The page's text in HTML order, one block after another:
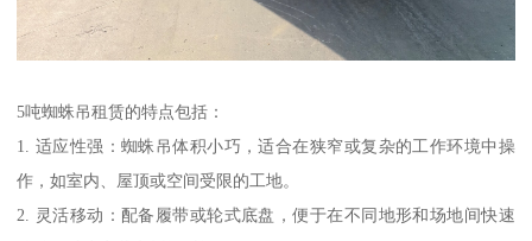
5吨蜘蛛吊租赁的特点包括：
1. 适应性强：蜘蛛吊体积小巧，适合在狭窄或复杂的工作环境中操
作，如室内、屋顶或空间受限的工地。
2. 灵活移动：配备履带或轮式底盘，便于在不同地形和场地间快速